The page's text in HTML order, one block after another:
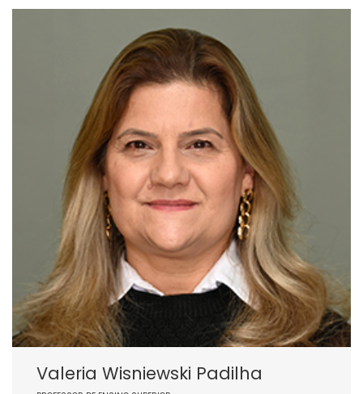
Valeria Wisniewski Padilha